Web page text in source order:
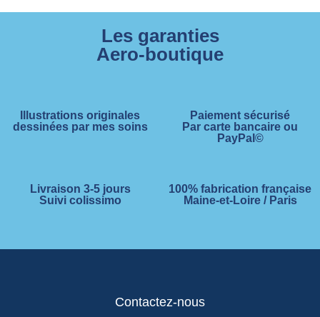
Les garanties
Aero-boutique
Illustrations originales
dessinées par mes soins
Paiement sécurisé
Par carte bancaire ou
PayPal©
Livraison 3-5 jours
Suivi colissimo
100% fabrication française
Maine-et-Loire / Paris
Contactez-nous